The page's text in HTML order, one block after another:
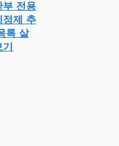
부 전용
정제 추
록 살